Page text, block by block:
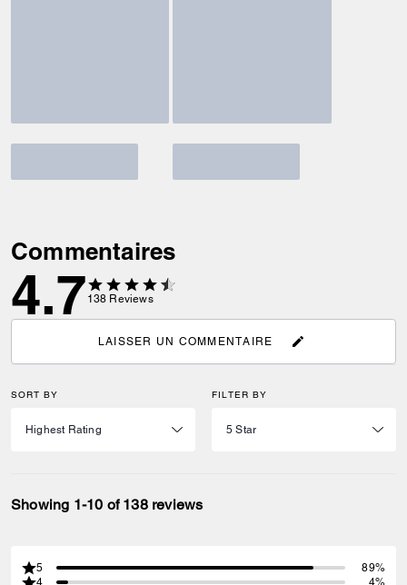
Commentaires
4.7 138 Reviews
LAISSER UN COMMENTAIRE
SORT BY FILTER BY
Showing 1-10 of 138 reviews
5
89%
4
4%